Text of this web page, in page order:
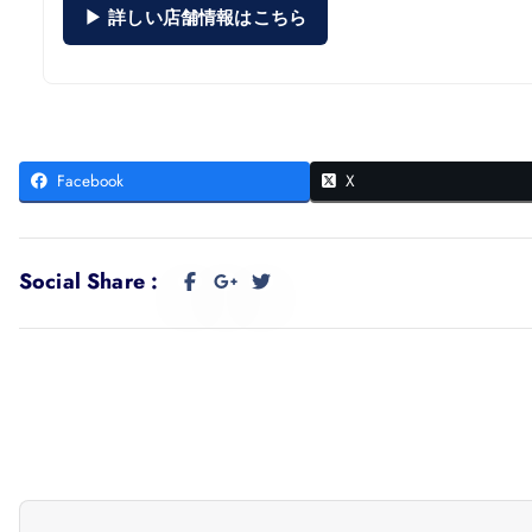
▶ 詳しい店舗情報はこちら
Facebook X
Social Share :